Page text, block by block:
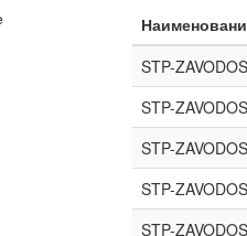
STP-
STP-
STP-
STP-
STP-